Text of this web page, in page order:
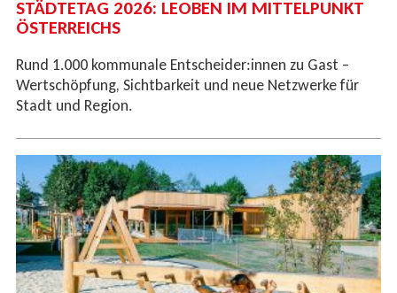
STÄDTETAG 2026: LEOBEN IM MITTELPUNKT
ÖSTERREICHS
Rund 1.000 kommunale Entscheider:innen zu Gast –
Wertschöpfung, Sichtbarkeit und neue Netzwerke für
Stadt und Region.